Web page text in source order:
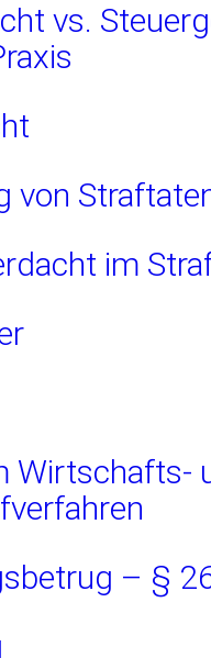
vs.
von
im
Wirtschafts-
– §